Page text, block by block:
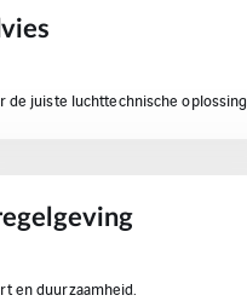
de juiste luchttechnische oplossing.
en duurzaamheid.